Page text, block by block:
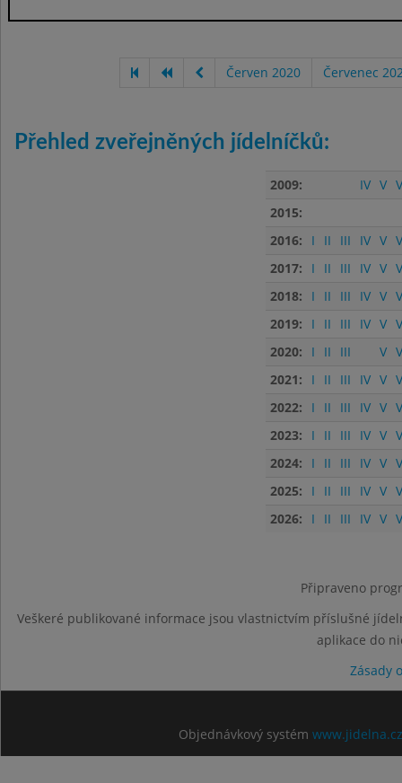
Červen 2020 Červenec
Přehled zveřejněných jídelníčků:
2009: IV V
2015:
2016:
I II III IV V
2017:
I II III IV V
2018:
I II III IV V
2019:
I II III IV V
2020:
I II III V
2021:
I II III IV V
2022:
I II III IV V
2023:
I II III IV V
2024:
I II III IV V
2025:
I II III IV V
2026:
I II III IV V
Připraveno
Veškeré publikované informace jsou vlastnictvím příslušné
aplikace do
Zásady
Objednávkový systém www.jidelna.cz